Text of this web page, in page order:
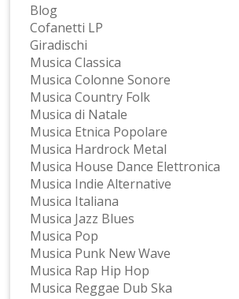
Blog
Cofanetti LP
Giradischi
Musica Classica
Musica Colonne Sonore
Musica Country Folk
Musica di Natale
Musica Etnica Popolare
Musica Hardrock Metal
Musica House Dance Elettronica
Musica Indie Alternative
Musica Italiana
Musica Jazz Blues
Musica Pop
Musica Punk New Wave
Musica Rap Hip Hop
Musica Reggae Dub Ska